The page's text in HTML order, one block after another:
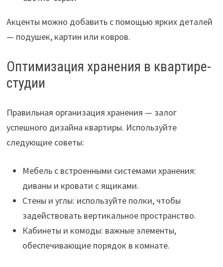
Акценты можно добавить с помощью ярких деталей
— подушек, картин или ковров.
Оптимизация хранения в квартире-
студии
Правильная организация хранения — залог
успешного дизайна квартиры. Используйте
следующие советы:
Мебель с встроенными системами хранения:
диваны и кровати с ящиками.
Стены и углы: используйте полки, чтобы
задействовать вертикальное пространство.
Кабинеты и комоды: важные элементы,
обеспечивающие порядок в комнате.